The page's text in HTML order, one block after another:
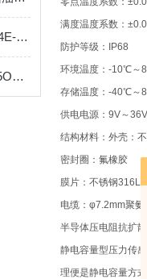
Metrix迈确振动变送器ST5484E-132-434原厂全系列到货
HYDAC贺德克滤芯1300R005ON全系列现货
满度温度系数：
防护等级：IP68
环境温度：-10℃～
存储温度：-40℃～
供电电源：9V～36V
结构材料：外壳：
密封圈：氟橡胶
膜片：不锈钢316L
电缆：φ7.2mm聚
半导体压电阻抗扩
静电容量型压力传
理便是静电容量方